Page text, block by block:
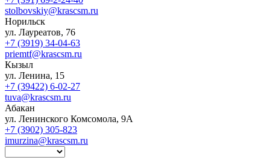
stolbovskiy@krascsm.ru
Норильск
ул. Лауреатов, 76
+7 (3919) 34-04-63
priemtf@krascsm.ru
Кызыл
ул. Ленина, 15
+7 (39422) 6-02-27
tuva@krascsm.ru
Абакан
ул. Ленинского Комсомола, 9А
+7 (3902) 305-823
imurzina@krascsm.ru